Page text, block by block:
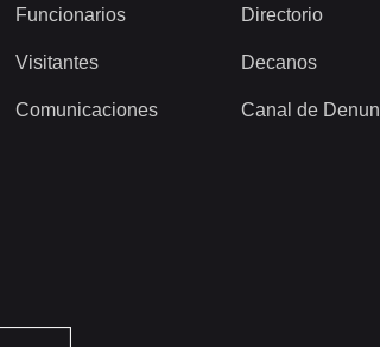
Funcionarios
Visitantes
Comunicaciones
Directorio
Decanos
Canal de